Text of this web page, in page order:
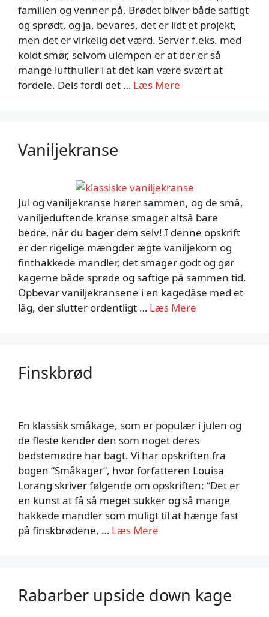
familien og venner på. Brødet bliver både saftigt
og sprødt, og ja, bevares, det er lidt et projekt,
men det er virkelig det værd. Server f.eks. med
koldt smør, selvom ulempen er at der er så
mange lufthuller i at det kan være svært at
fordele. Dels fordi det … Læs Mere
Vaniljekranse
Jul og vaniljekranse hører sammen, og de små,
vaniljeduftende kranse smager altså bare
bedre, når du bager dem selv! I denne opskrift
er der rigelige mængder ægte vaniljekorn og
finthakkede mandler, det smager godt og gør
kagerne både sprøde og saftige på sammen tid.
Opbevar vaniljekransene i en kagedåse med et
låg, der slutter ordentligt … Læs Mere
Finskbrød
En klassisk småkage, som er populær i julen og
de fleste kender den som noget deres
bedstemødre har bagt. Vi har opskriften fra
bogen “Småkager“, hvor forfatteren Louisa
Lorang skriver følgende om opskriften: “Det er
en kunst at få så meget sukker og så mange
hakkede mandler som muligt til at hænge fast
på finskbrødene, … Læs Mere
Rabarber upside down kage